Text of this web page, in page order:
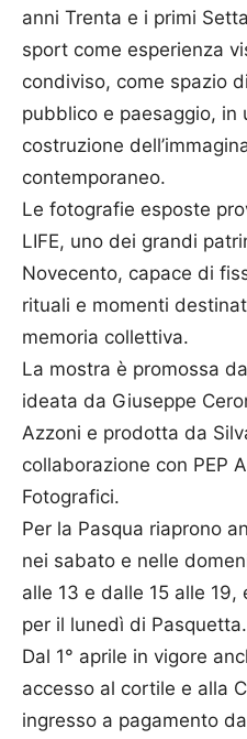
anni Trenta e i primi
sport come esperienza
condiviso, come spazio
pubblico e paesaggio, in
costruzione
contemporaneo.
Le fotografie esposte
LIFE, uno dei grandi
Novecento, capace di
rituali e momenti
memoria collettiva.
La mostra è promossa
ideata da Giuseppe
Azzoni e prodotta da
collaborazione con PEP
Fotografici.
Per la Pasqua riaprono
nei sabato e nelle
alle 13 e dalle 15 alle
per il lunedì di Pasquetta.
Dal 1° aprile in vigore
accesso al cortile e alla
ingresso a pagamento